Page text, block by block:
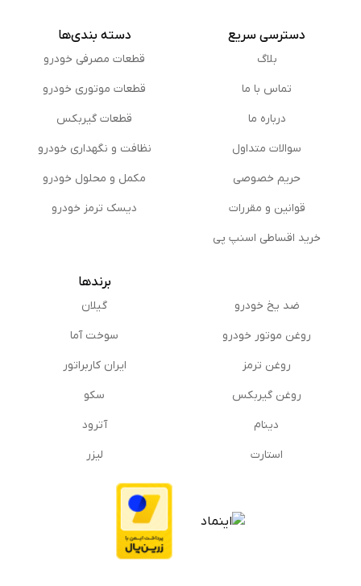
دسترسی سریع
بلاگ
تماس با ما
درباره ما
سوالات متداول
حریم خصوصی
قوانین و مقررات
خرید اقساطی اسنپ پی
دسته بندی‌ها
قطعات مصرفی خودرو
قطعات موتوری خودرو
قطعات گیربکس
نظافت و نگهداری خودرو
مكمل و محلول خودرو
دیسک ترمز خودرو
ضد یخ خودرو
روغن موتور خودرو
روغن ترمز
روغن گیربكس
دینام
استارت
برندها
گیلان
سوخت آما
ایران کاربراتور
سکو
آترود
لیزر